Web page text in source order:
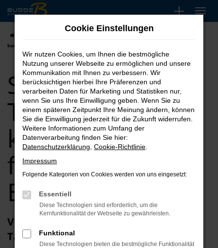
Zum
Hauptinhalt
springen
Seat Arona Tageszulassung
kaufen, leasen, finanzieren für Essen
Seat Arona
Tageszulassung
kaufen, leasen,
finanzieren für
Essen
Viele gute Gründe für eine Seat Arona
Tageszulassung in Essen
Cookie Einstellungen
Wir nutzen Cookies, um Ihnen die bestmögliche
Nutzung unserer Webseite zu ermöglichen und unsere
Kommunikation mit Ihnen zu verbessern. Wir
berücksichtigen hierbei Ihre Präferenzen und
verarbeiten Daten für Marketing und Statistiken nur,
wenn Sie uns Ihre Einwilligung geben. Wenn Sie zu
einem späteren Zeitpunkt Ihre Meinung ändern, können
Sie die Einwilligung jederzeit für die Zukunft widerrufen.
Weitere Informationen zum Umfang der
Datenverarbeitung finden Sie hier:
Datenschutzerklärung Cookie-Richtlinie
Impressum
Folgende Kategorien von Cookies werden von uns eingesetzt:
Essentiell
Diese Technologien sind erforderlich, um die
Kernfunktionalität der Webseite zu gewährleisten.
Funktional
Diese Technologien bieten die bestmögliche Funktionalität